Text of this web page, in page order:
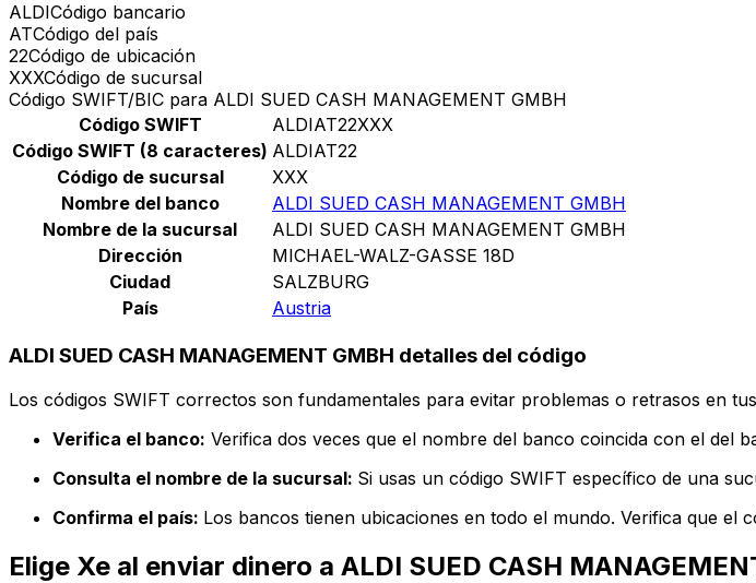
ALDICódigo bancario
ATCódigo del país
22Código de ubicación
XXXCódigo de sucursal
Código SWIFT/BIC para ALDI SUED CASH MANAGEMENT GMBH
Código SWIFT
ALDIAT22XXX
Código SWIFT (8 caracteres) ALDIAT22
Código de sucursal
XXX
Nombre del banco
ALDI SUED CASH MANAGEMENT GMBH
Nombre de la sucursal
ALDI SUED CASH MANAGEMENT GMBH
Dirección
MICHAEL-WALZ-GASSE 18D
Ciudad
SALZBURG
País
Austria
ALDI SUED CASH MANAGEMENT GMBH detalles del código
Los códigos SWIFT correctos son fundamentales para evitar problemas o retrasos en
Verifica el banco: Verifica dos veces que el nombre del banco coincida con el del
Consulta el nombre de la sucursal: Si usas un código SWIFT específico de una
Confirma el país: Los bancos tienen ubicaciones en todo el mundo. Verifica que el
Elige Xe al enviar dinero a ALDI SUED CASH